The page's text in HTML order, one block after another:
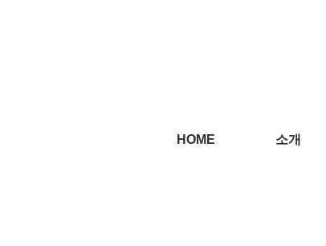
HOME 소개